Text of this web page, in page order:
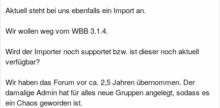
Aktuell steht bei uns ebenfalls ein Import an.
Wir wollen weg vom WBB 3.1.4.
Wird der Importer noch supportet bzw. ist dieser noch aktuell
verfügbar?
Wir haben das Forum vor ca. 2,5 Jahren übernommen. Der
damalige Admin hat für alles neue Gruppen angelegt, sodass es
ein Chaos geworden ist.